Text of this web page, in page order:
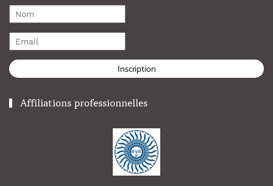
Inscription
Affiliations professionnelles